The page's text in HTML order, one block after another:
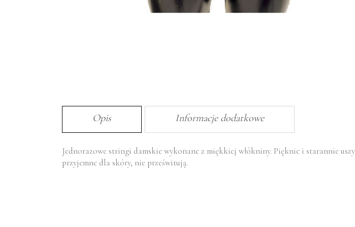
Opis Informacje dodatkowe
Jednorazowe stringi damskie wykonane z miękkiej włókniny. Pięknie i starannie
przyjemne dla skóry, nie prześwitują.